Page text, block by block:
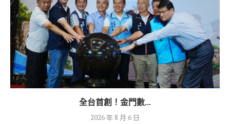
全台首創！金門數...
2026 年 8 月 6 日